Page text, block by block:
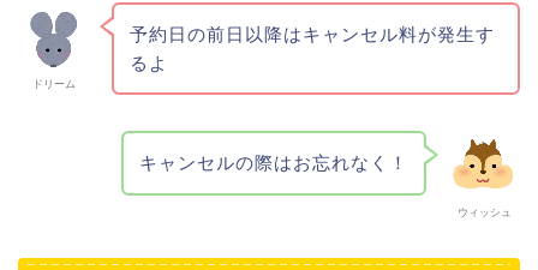
ドリーム
予約日の前日以降はキャンセル料が発生す
るよ
ウィッシュ
キャンセルの際はお忘れなく！